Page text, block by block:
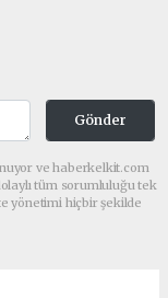
Gönder
ve haberkelkit.com
tüm sorumluluğu tek
yönetimi hiçbir şekilde